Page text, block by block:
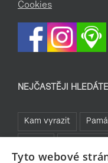
Cookies
NEJČASTĚJI HLEDÁTE
Kam vyrazit
Tyto webové